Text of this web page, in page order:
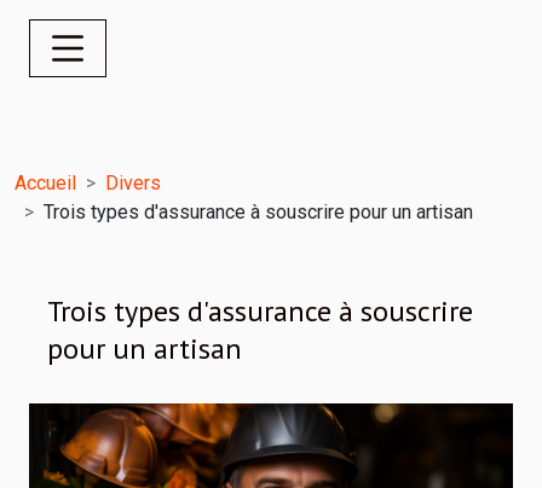
Accueil
Divers
Trois types d'assurance à souscrire pour un artisan
Trois types d'assurance à souscrire
pour un artisan